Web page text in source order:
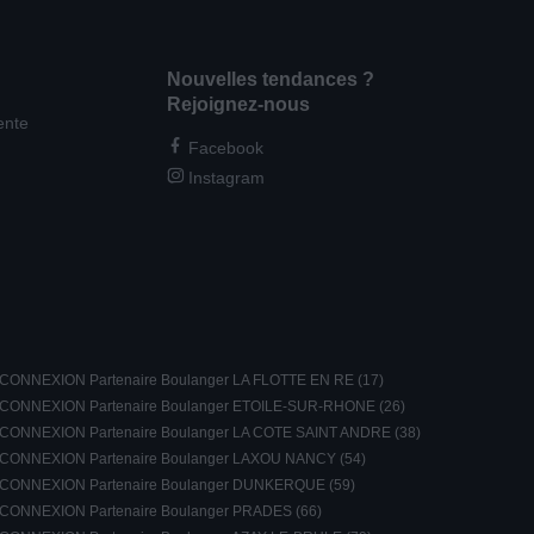
Nouvelles tendances ?
Rejoignez-nous
Facebook
Instagram
CONNEXION Partenaire Boulanger LA FLOTTE EN RE (17)
CONNEXION Partenaire Boulanger ETOILE-SUR-RHONE (26)
CONNEXION Partenaire Boulanger LA COTE SAINT ANDRE (38)
CONNEXION Partenaire Boulanger LAXOU NANCY (54)
CONNEXION Partenaire Boulanger DUNKERQUE (59)
CONNEXION Partenaire Boulanger PRADES (66)